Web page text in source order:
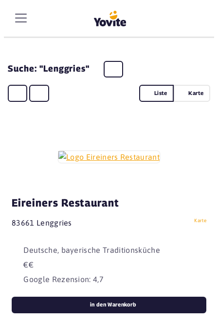
Suche: "Lenggries"
Liste Karte
Eireiners Restaurant
83661 Lenggries Karte
Deutsche, bayerische Traditionsküche
€€
Google Rezension: 4,7
in den Warenkorb